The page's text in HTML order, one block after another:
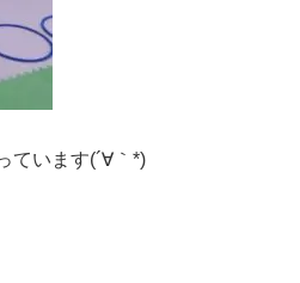
ています(´∀｀*)